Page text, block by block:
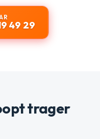
49 29
trager